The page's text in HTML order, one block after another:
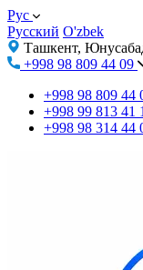
Рус
Русский O'zbek
Ташкент,
+998 98 809 44 09
+998 98 809 44
+998 99 813 41
+998 98 314 44